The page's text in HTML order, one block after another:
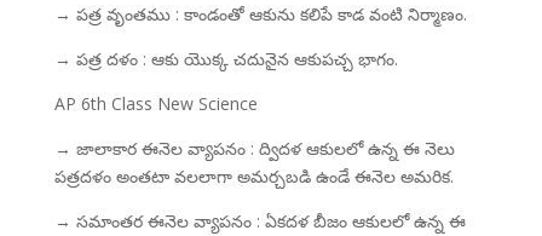
→ పత్ర వృంతము : కాండంతో ఆకును కలిపే కాడ వంటి నిర్మాణం.
→ పత్ర దళం : ఆకు యొక్క చదునైన ఆకుపచ్చ భాగం.
AP 6th Class New Science
→ జాలాకార ఈనెల వ్యాపనం : ద్విదళ ఆకులలో ఉన్న ఈ నెలు
పత్రదళం అంతటా వలలాగా అమర్చబడి ఉండే ఈనెల అమరిక.
→ సమాంతర ఈనెల వ్యాపనం : ఏకదళ బీజం ఆకులలో ఉన్న ఈ